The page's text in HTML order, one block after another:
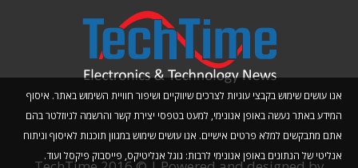
אנו עושים שימוש בקבצי עוגיות לצרכים שיווקיים ושיפור חוויית השימוש באתר. איסוף
המידע באתר נעשה באופן אנונימי, למעט בטפסי יצירת קשר והרשמה לניוזלטר בהם
אתם מתבקשים למלא פרטים אישיים. אנו עושים שימוש במגוון תוכנות לאיסוף וניתוח
אנליטי של הנתונים באופן אנונימי לרבות: גוגל אנליטיקס, פייסבוק פיקסל ועוד.